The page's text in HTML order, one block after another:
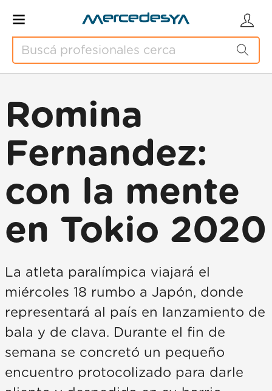
Romina
Fernandez:
con la mente
en Tokio 2020
La atleta paralímpica viajará el
miércoles 18 rumbo a Japón, donde
representará al país en lanzamiento de
bala y de clava. Durante el fin de
semana se concretó un pequeño
encuentro protocolizado para darle